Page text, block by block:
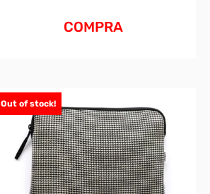
COMPRA
Out of stock!